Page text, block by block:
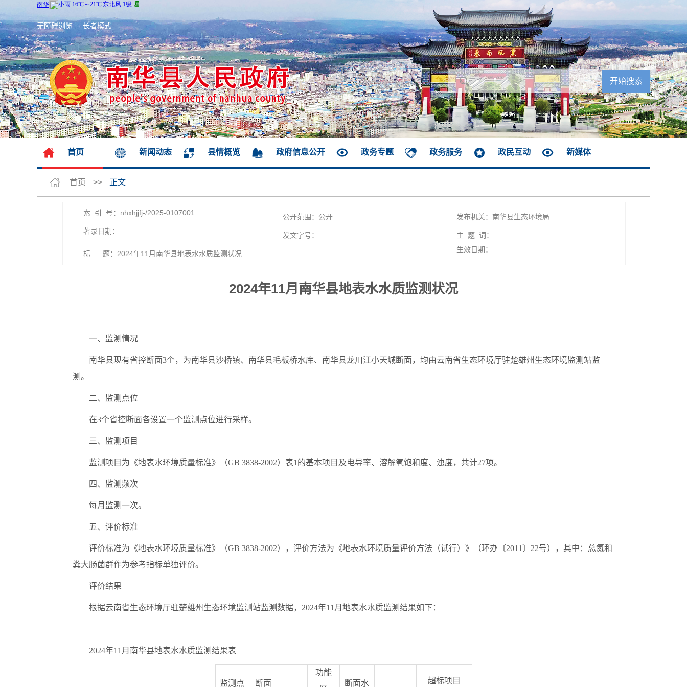
无障碍浏览 长者模式
首页 新闻动态 县情概览 政府信息公开 政务专题 政务服务 政民互动 新媒体
首页 >> 正文
索 引 号：nhxhjjfj-/2025-0107001 公开范围：公开
发布机关：南华县生态环境局
著录日期：
发文字号： 主 题 词：
标 题：2024年11月南华县地表水水质监测状况 生效日期：
2024年11月南华县地表水水质监测状况
一、监测情况
南华县现有省控断面3个，为南华县沙桥镇、南华县毛板桥水库、南华县龙川江小天城断面，均由云南省生态环境厅驻楚雄州生态环境监测站监
测。
二、监测点位
在3个省控断面各设置一个监测点位进行采样。
三、监测项目
监测项目为《地表水环境质量标准》（GB 3838-2002）表1 的基本项目 及电导率、溶解氧饱和度、浊度，共计27项。
四、监测频次
每月 监测一次。
五、评价标准
评价标准为《地表水环境质量标准》（GB 3838-2002），评价方法为《地表水环境质量评价方法（试行）》（环办〔2011 〕 22号），其中：总氮和
粪大肠菌群作为参考指标单独评价。
评价结果
根据云南省生态环境厅驻楚雄州生态环境监测站监测数据， 2024年11 月地表水水质监测结果如下：
2024年11 月南华县地表水水质监测结果表
监测点 断面
功能
断面水 超标项目